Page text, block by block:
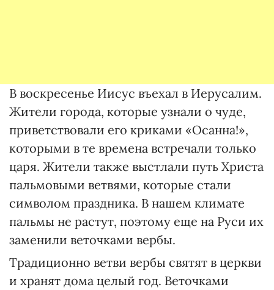
В воскресенье Иисус въехал в Иерусалим.
Жители города, которые узнали о чуде,
приветствовали его криками «Осанна!»,
которыми в те времена встречали только
царя. Жители также выстлали путь Христа
пальмовыми ветвями, которые стали
символом праздника. В нашем климате
пальмы не растут, поэтому еще на Руси их
заменили веточками вербы.
Традиционно ветви вербы святят в церкви
и хранят дома целый год. Веточками